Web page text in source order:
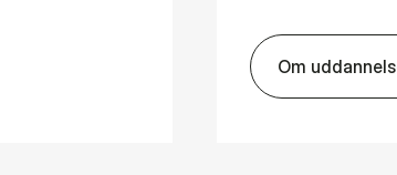
and Di­git­al Man­age­ment
Om